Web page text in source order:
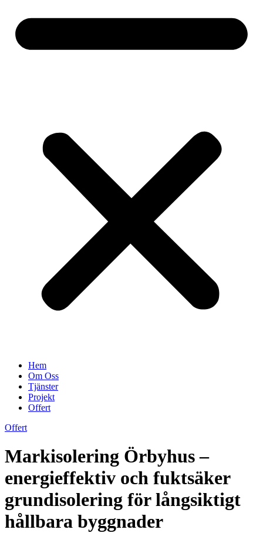
Hem
Om Oss
Tjänster
Projekt
Offert
Offert
Markisolering Örbyhus –
energieffektiv och fuktsäker
grundisolering för långsiktigt
hållbara byggnader